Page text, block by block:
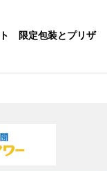
限定包装とプリザ